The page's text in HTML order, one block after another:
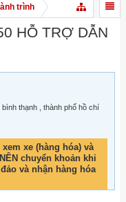
trình
HỖ TRỢ DẪN
thạnh , thành phố hồ chí
xe (hàng hóa) và
chuyển khoản khi
và nhận hàng hóa